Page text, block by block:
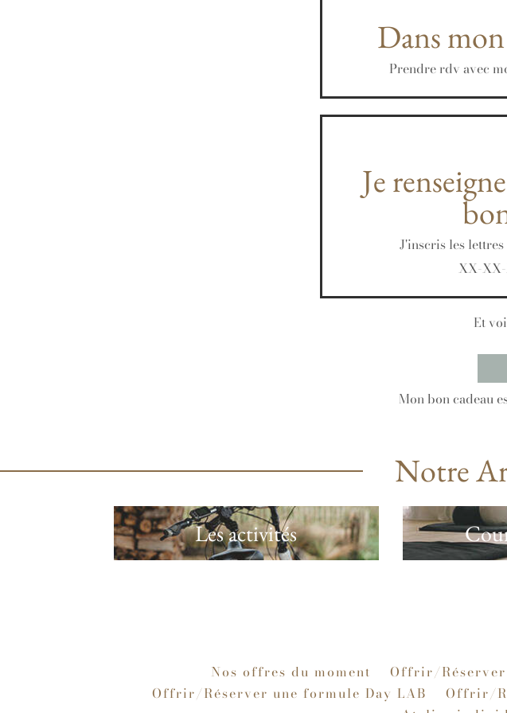
Dans
Prendre rdv avec
Je
J'inscris les
XX-
Et
Mon bon cadeau
Notre
Les activités
Nos offres du moment Offrir/Réserver
Offrir/Réserver une formule Day LAB
Offrir/